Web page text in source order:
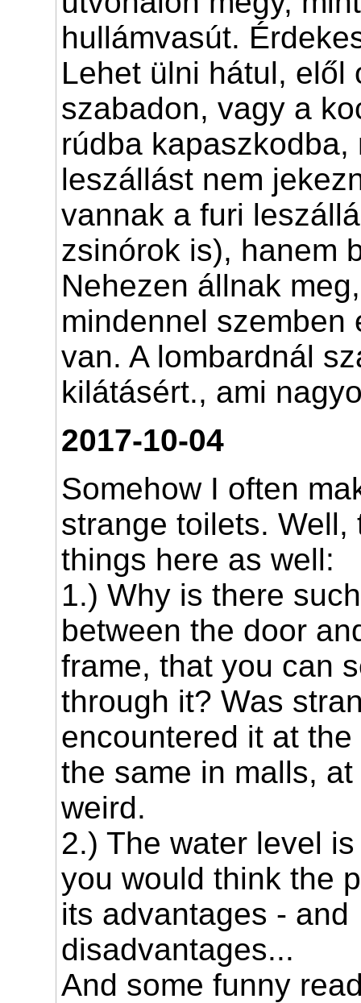
hullámvasút.
Lehet ülni hátul, elől
szabadon, vagy a
rúdba kapaszkodba,
leszállást nem
vannak a furi
zsinórok is), hanem
Nehezen állnak
mindennel szemben
van. A lombardnál
kilátásért., ami
2017-10-04
Somehow I often
strange toilets. Well,
things here as well:
1.) Why is there
between the door
frame, that you can
through it? Was
encountered it at
the same in malls,
weird.
2.) The water level
you would think the
its advantages - and
disadvantages...
And some funny